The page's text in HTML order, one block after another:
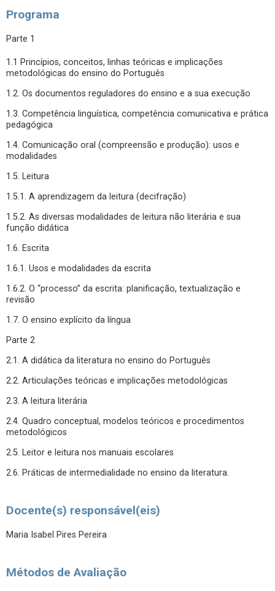
Programa
Parte 1
1.1 Princípios, conceitos, linhas teóricas e implicações
metodológicas do ensino do Português
1.2. Os documentos reguladores do ensino e a sua execução
1.3. Competência linguística, competência comunicativa e prática
pedagógica
1.4. Comunicação oral (compreensão e produção): usos e
modalidades
1.5. Leitura
1.5.1. A aprendizagem da leitura (decifração)
1.5.2. As diversas modalidades de leitura não literária e sua
função didática
1.6. Escrita
1.6.1. Usos e modalidades da escrita
1.6.2. O “processo” da escrita: planificação, textualização e
revisão
1.7. O ensino explícito da língua
Parte 2
2.1. A didática da literatura no ensino do Português
2.2. Articulações teóricas e implicações metodológicas
2.3. A leitura literária
2.4. Quadro conceptual, modelos teóricos e procedimentos
metodológicos
2.5. Leitor e leitura nos manuais escolares
2.6. Práticas de intermedialidade no ensino da literatura.
Docente(s) responsável(eis)
Maria Isabel Pires Pereira
Métodos de Avaliação